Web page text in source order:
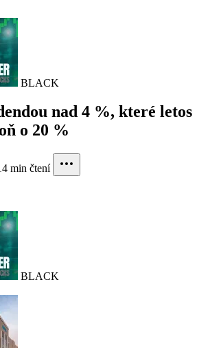
BLACK
nad 4 %, které letos
o 20 %
min čtení
BLACK